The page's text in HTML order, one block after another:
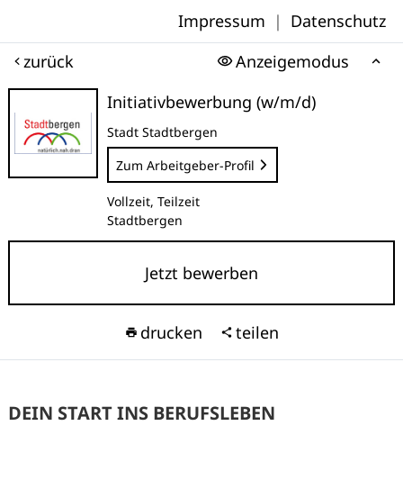
Impressum | Datenschutz
zurück
Anzeigemodus
Initiativbewerbung (w/m/d)
Stadt Stadtbergen
Zum Arbeitgeber-Profil
Vollzeit, Teilzeit
Stadtbergen
Jetzt bewerben
drucken teilen
DEIN START INS BERUFSLEBEN